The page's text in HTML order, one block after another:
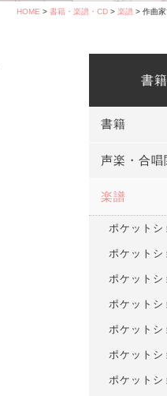
HOME > 書籍・楽譜・CD > 楽譜 > 作曲
書
書籍
声楽・合唱
楽譜
ポケットシ
ポケットシ
ポケットシ
ポケット
ポケットシ
ポケットシ
ポケットシ